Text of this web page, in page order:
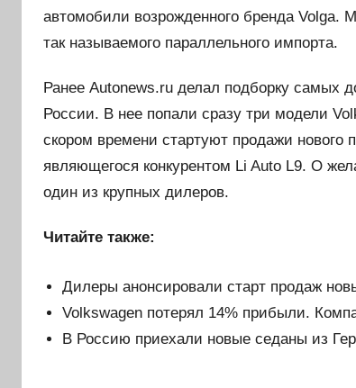
автомобили возрожденного бренда
так называемого параллельного импорта.
Ранее Autonews.ru делал подборку самых
России. В нее попали сразу три модели
скором времени стартуют продажи нового
являющегося конкурентом Li Auto L9. О
один из крупных дилеров.
Читайте также:
Дилеры анонсировали старт продаж
Volkswagen потерял 14% прибыли.
В Россию приехали новые седаны из